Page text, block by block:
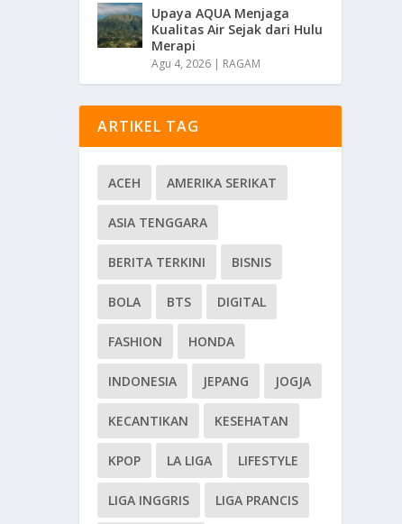
Upaya AQUA Menjaga
Kualitas Air Sejak dari Hulu
Merapi
Agu 4, 2026 | RAGAM
ARTIKEL TAG
ACEH AMERIKA SERIKAT
ASIA TENGGARA
BERITA TERKINI BISNIS
BOLA BTS DIGITAL
FASHION HONDA
INDONESIA JEPANG JOGJA
KECANTIKAN KESEHATAN
KPOP LA LIGA LIFESTYLE
LIGA INGGRIS LIGA PRANCIS